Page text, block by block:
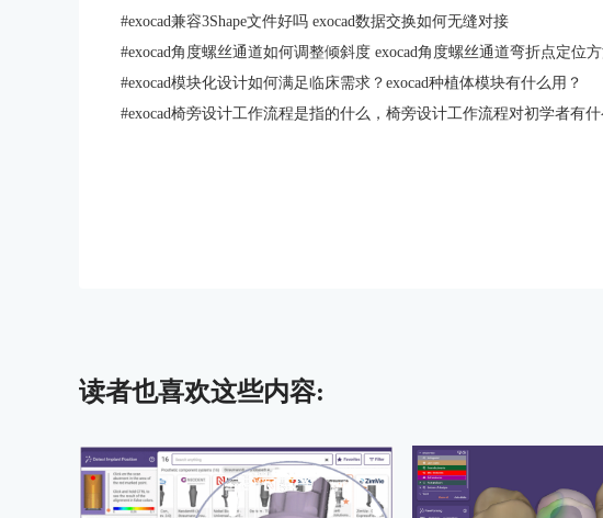
#exocad兼容3Shape文件好吗 exocad数据交换如何无缝对接
#exocad角度螺丝通道如何调整倾斜度 exocad角度螺丝通道弯折点定位
#exocad模块化设计如何满足临床需求？exocad种植体模块有什么用？
#exocad椅旁设计工作流程是指的什么，椅旁设计工作流程对初学者有
读者也喜欢这些内容: